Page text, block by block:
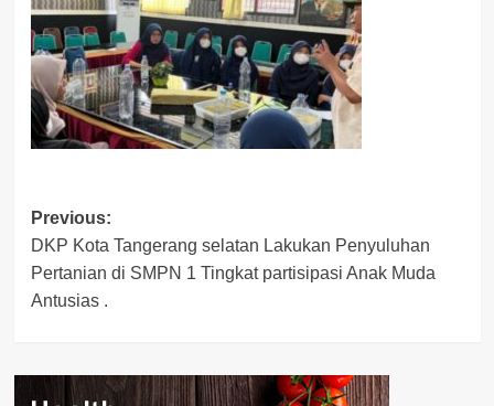
Post
navigation
Previous:
DKP Kota Tangerang selatan Lakukan Penyuluhan
Pertanian di SMPN 1 Tingkat partisipasi Anak Muda
Antusias .